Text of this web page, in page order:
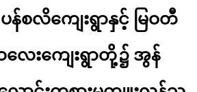
စလိကျေးရွာနှင့် မြဝတီ
ေးကျေးရွာတို့၌ အွန်